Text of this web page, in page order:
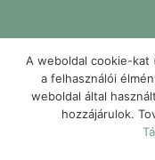
A weboldal cookie-kat
a felhasználói
weboldal által
hozzájárulok.